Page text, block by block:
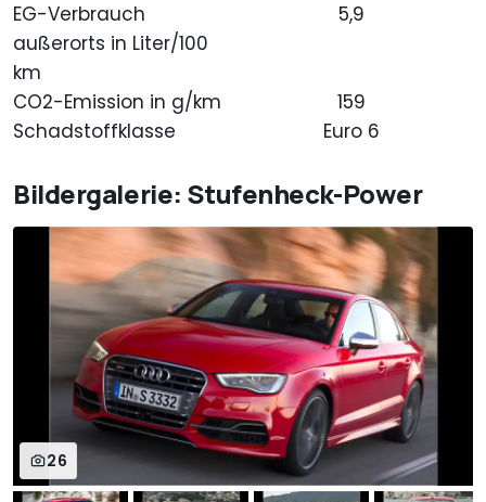
EG-Verbrauch
außerorts in Liter/100
km
5,9
CO2-Emission in g/km
159
Schadstoffklasse
Euro 6
Bildergalerie: Stufenheck-Power
26